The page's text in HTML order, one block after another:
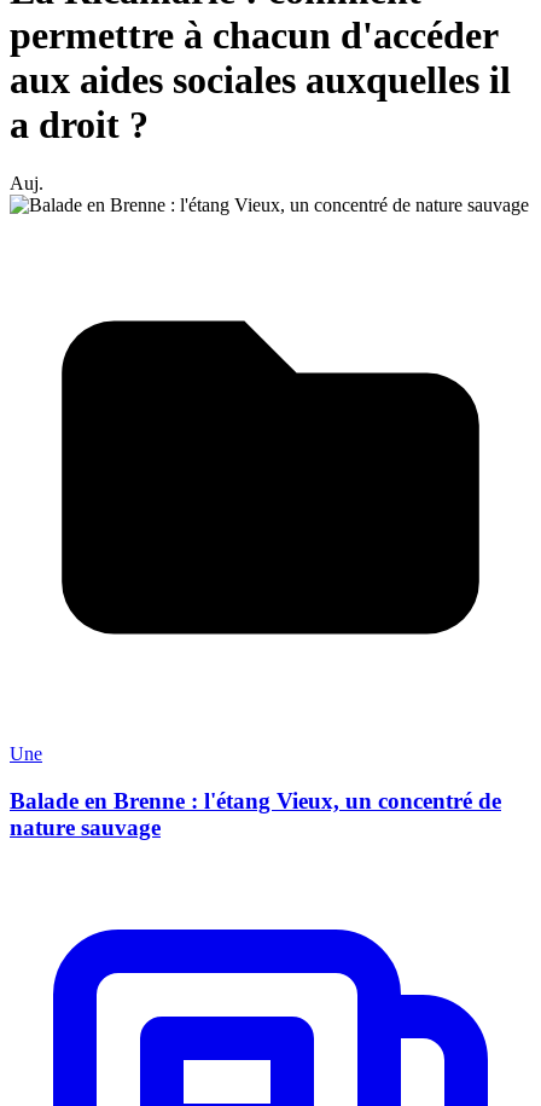
permettre à chacun d'accéder
aux aides sociales auxquelles il
a droit ?
Auj.
Une
Balade en Brenne : l'étang Vieux, un concentré de
nature sauvage